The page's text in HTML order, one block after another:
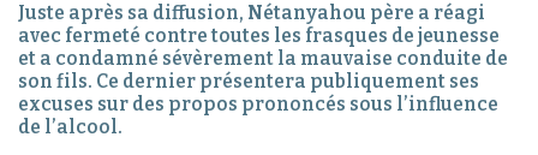
Juste après sa diffusion, Nétanyahou père a réagi
avec fermeté contre toutes les frasques de jeunesse
et a condamné sévèrement la mauvaise conduite de
son fils. Ce dernier présentera publiquement ses
excuses sur des propos prononcés sous l’influence
de l’alcool.